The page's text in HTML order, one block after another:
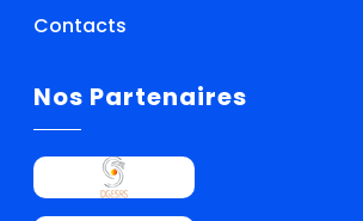
Contacts
Nos Partenaires